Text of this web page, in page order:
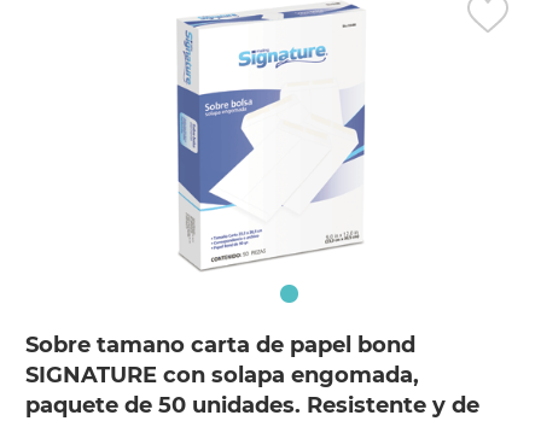
Sobre tamano carta de papel bond
SIGNATURE con solapa engomada,
paquete de 50 unidades. Resistente y de